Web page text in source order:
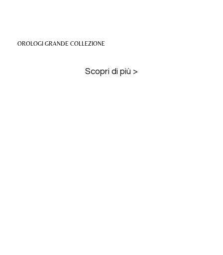
OROLOGI GRANDE COLLEZIONE
Scopri di più >